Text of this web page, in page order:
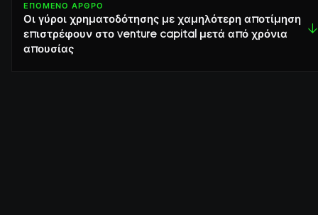
ΕΠΌΜΕΝΟ ΆΡΘΡΟ
Οι γύροι χρηματοδότησης με χαμηλότερη αποτίμηση
επιστρέφουν στο venture capital μετά από χρόνια
απουσίας
↓